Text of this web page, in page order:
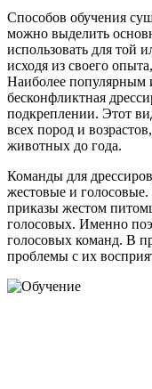
Способов обучения
можно выделить
использовать для той
исходя из своего
Наиболее популярным
бесконфликтная
подкреплении. Этот
всех пород и
животных до года.
Команды для
жестовые и
приказы жестом
голосовых. Именно
голосовых команд. В
проблемы с их